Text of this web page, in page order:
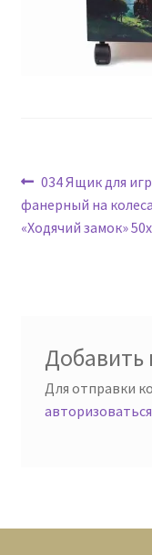
Навигация
по
Предыдущая
запись:
034 Ящик для
фанерный на
«Ходячий замок»
Добавить
Для отправки
авторизоваться